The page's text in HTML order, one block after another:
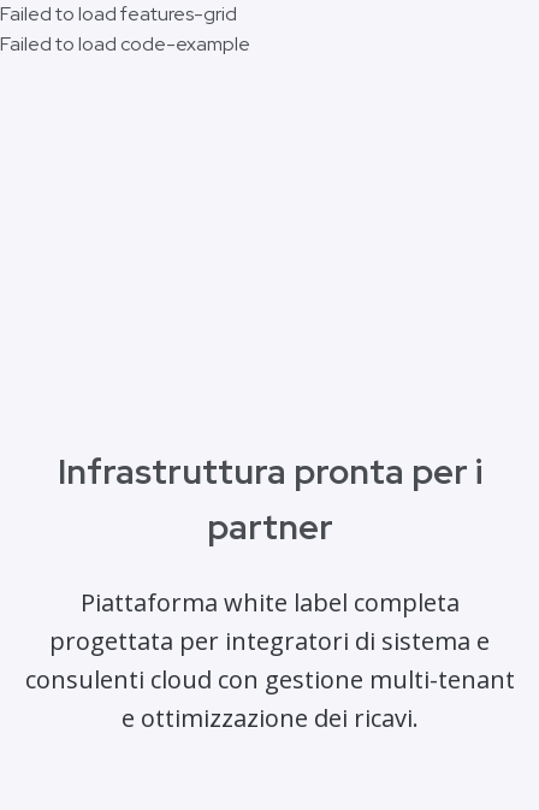
Failed to load features-grid
Failed to load code-example
Infrastruttura pronta per i
partner
Piattaforma white label completa
progettata per integratori di sistema e
consulenti cloud con gestione multi-tenant
e ottimizzazione dei ricavi.